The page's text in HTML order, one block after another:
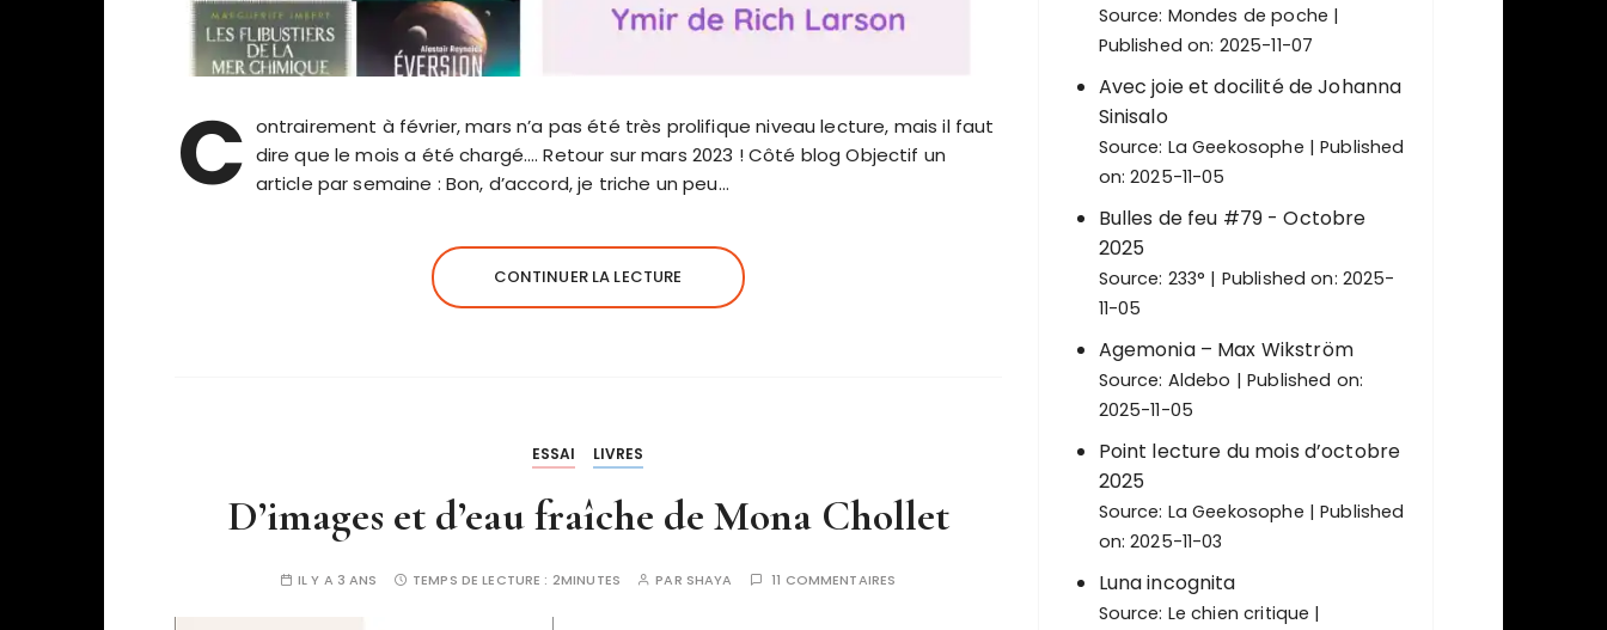
C ontrairement à février, mars n’a pas été très prolifique niveau lecture, mais il faut
dire que le mois a été chargé…. Retour sur mars 2023 ! Côté blog Objectif un
article par semaine : Bon, d’accord, je triche un peu…
CONTINUER LA LECTURE
ESSAI LIVRES
D’images et d’eau fraîche de Mona Chollet
IL Y A 3 ANS TEMPS DE LECTURE : 2MINUTES PAR SHAYA 11 COMMENTAIRES
Source: Mondes de poche
Published on: 2025-11-07
Avec joie et docilité de Johanna
Sinisalo
Source: La Geekosophe
Published
on: 2025-11-05
Bulles de feu #79 - Octobre
2025
Source: 233°
Published on: 2025-
11-05
Agemonia – Max Wikström
Source: Aldebo
Published on:
2025-11-05
Point lecture du mois d’octobre
2025
Source: La Geekosophe
Published
on: 2025-11-03
Luna incognita
Source: Le chien critique